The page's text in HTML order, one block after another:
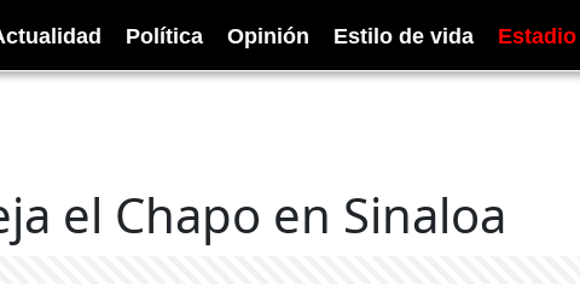
Política Opinión Estilo de vida Estadio
el Chapo en Sinaloa